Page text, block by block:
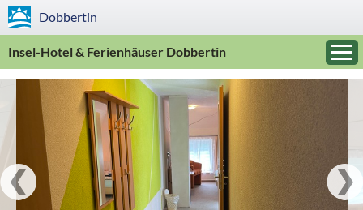
Dobbertin
Insel-Hotel & Ferienhäuser Dobbertin